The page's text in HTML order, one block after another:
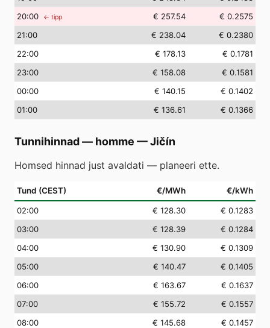
20:00 ← tipp € 257.54
€ 0.2575
21:00 € 238.04
€ 0.2380
22:00 € 178.13
€ 0.1781
23:00 € 158.08
€ 0.1581
00:00 € 140.15
€ 0.1402
01:00 € 136.61 € 0.1366
Tunnihinnad — homme —Jičín
Homsed hinnad just avaldati — planeeri ette.
Tund (CEST) €/MWh €/kWh
02:00 € 128.30
€ 0.1283
03:00 € 128.39
€ 0.1284
04:00 € 130.90
€ 0.1309
05:00 € 140.47
€ 0.1405
06:00 € 163.67
€ 0.1637
07:00 € 155.72
€ 0.1557
08:00 € 145.68
€ 0.1457